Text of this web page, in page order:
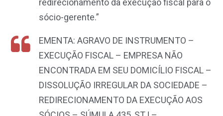
redirecionamento da execução fiscal para o
sócio-gerente.”
EMENTA: AGRAVO DE INSTRUMENTO –
EXECUÇÃO FISCAL – EMPRESA NÃO
ENCONTRADA EM SEU DOMICÍLIO FISCAL –
DISSOLUÇÃO IRREGULAR DA SOCIEDADE –
REDIRECIONAMENTO DA EXECUÇÃO AOS